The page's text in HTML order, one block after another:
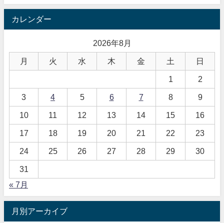
カレンダー
2026年8月
月 火 水 木 金 土 日
1 2
3 4 5 6 7 8 9
10 11 12 13 14 15 16
17 18 19 20 21 22 23
24 25 26 27 28 29 30
31
« 7月
月別アーカイブ